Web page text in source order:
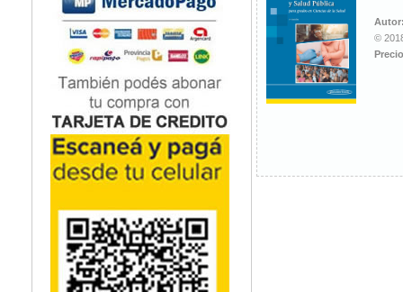
Neurocirugía
Neurología
Nutrición
Odontología
Oftalmología
Oncología / Cuidados Paliativos
Ortopedía / Traumatología
Osteopatía
Otorrinolaringología
Podología
Psicología
Psiquiatría
Química
©